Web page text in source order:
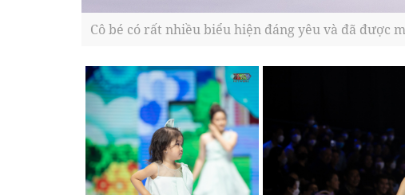
Cô bé có rất nhiều biểu hiện đáng yêu và đã được